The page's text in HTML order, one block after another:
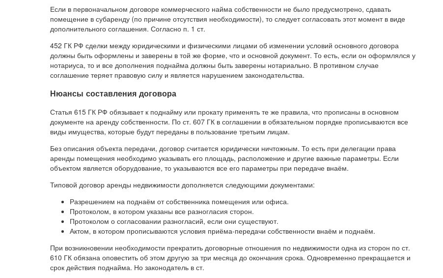
Если в первоначальном договоре коммерческого найма собственности не было предусмотрено, сдавать
помещение в субаренду (по причине отсутствия необходимости), то следует согласовать этот момент в виде
дополнительного соглашения. Согласно п. 1 ст.
452 ГК РФ сделки между юридическими и физическими лицами об изменении условий основного договора
должны быть оформлены и заверены в той же форме, что и основной документ. То есть, если он оформлялся у
нотариуса, то и все дополнения поднайма должны быть заверены нотариально. В противном случае
соглашение теряет правовую силу и является нарушением законодательства.
Нюансы составления договора
Статья 615 ГК РФ обязывает к поднайму или прокату применять те же правила, что прописаны в основном
документе на аренду собственности. По ст. 607 ГК в соглашении в обязательном порядке прописываются все
виды имущества, которые будут переданы в пользование третьим лицам.
Без описания объекта передачи, договор считается юридически ничтожным. То есть при делегации права
аренды помещения необходимо указывать его площадь, расположение и другие важные параметры. Если
объектом является оборудование, то указываются все его параметры при передаче внаём.
Типовой договор аренды недвижимости дополняется следующими документами:
Разрешением на поднаём от собственника помещения или офиса.
Протоколом, в котором указаны все разногласия сторон.
Протоколом о согласовании разногласий, если они существуют.
Актом, в котором прописываются условия приёма-передачи собственности внаём и поднаём.
При возникновении необходимости прекратить договорные отношения по недвижимости одна из сторон по ст.
610 ГК обязана оповестить об этом другую за три месяца до окончания срока. Одновременно прекращается и
срок действия поднайма. Но законодатель в ст.